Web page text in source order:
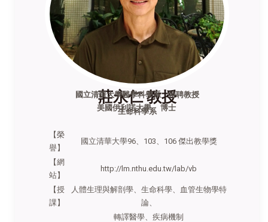
莊永仁 教授
生命科學系
國立清華大學醫學科學系 特聘教授
美國伊利諾大學 博士
【榮
譽】
國立清華大學96、103、106 傑出教學獎
【網
站】
http://lm.nthu.edu.tw/lab/vb
【授
課】
人體生理與解剖學、生命科學、血管生物學特
論、
轉譯醫學、疾病機制